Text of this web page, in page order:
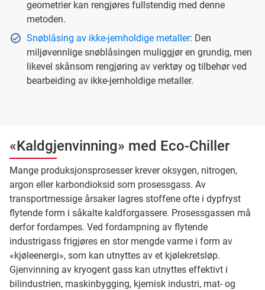
geometrier kan rengjøres fullstendig med denne
metoden.
Snøblåsing av ikke-jernholdige metaller: Den
miljøvennlige snøblåsingen muliggjør en grundig, men
likevel skånsom rengjøring av verktøy og tilbehør ved
bearbeiding av ikke-jernholdige metaller.
«Kaldgjenvinning» med Eco-Chiller
Mange produksjonsprosesser krever oksygen, nitrogen,
argon eller karbondioksid som prosessgass. Av
transportmessige årsaker lagres stoffene ofte i dypfryst
flytende form i såkalte kaldforgassere. Prosessgassen må
derfor fordampes. Ved fordampning av flytende
industrigass frigjøres en stor mengde varme i form av
«kjøleenergi», som kan utnyttes av et kjølekretsløp.
Gjenvinning av kryogent gass kan utnyttes effektivt i
bilindustrien, maskinbygging, kjemisk industri, mat- og